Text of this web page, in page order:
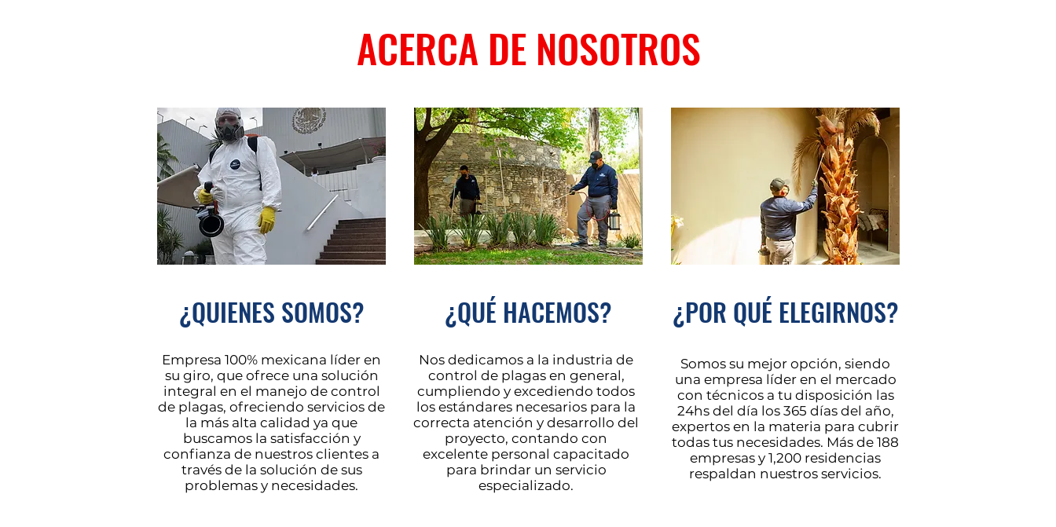
ACERCA DE NOSOTROS
¿QUIENES SOMOS? ¿QUÉ HACEMOS? ¿POR QUÉ ELEGIRNOS?
Empresa 100% mexicana líder en
su giro, que ofrece una solución
integral en el manejo de control
de plagas, ofreciendo servicios de
la más alta calidad ya que
buscamos la satisfacción y
confianza de nuestros clientes a
través de la solución de sus
problemas y necesidades.
Nos dedicamos a la industria de
control de plagas en general,
cumpliendo y excediendo todos
los estándares necesarios para la
correcta atención y desarrollo del
proyecto, contando con
excelente personal capacitado
para brindar un servicio
especializado.
Somos su mejor opción, siendo
una empresa líder en el mercado
con técnicos a tu disposición las
24hs del día los 365 días del año,
expertos en la materia para cubrir
todas tus necesidades. Más de 188
empresas y 1,200 residencias
respaldan nuestros servicios.